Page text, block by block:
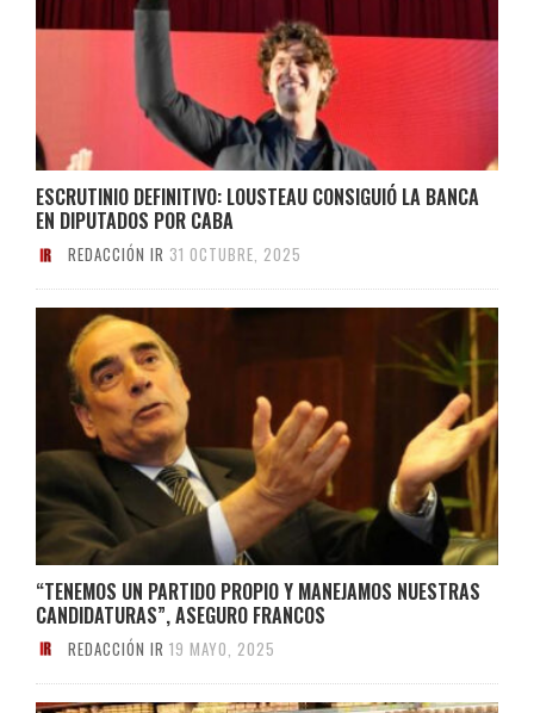
ESCRUTINIO DEFINITIVO: LOUSTEAU CONSIGUIÓ LA BANCA
EN DIPUTADOS POR CABA
REDACCIÓN IR 31 OCTUBRE, 2025
“TENEMOS UN PARTIDO PROPIO Y MANEJAMOS NUESTRAS
CANDIDATURAS”, ASEGURO FRANCOS
REDACCIÓN IR 19 MAYO, 2025